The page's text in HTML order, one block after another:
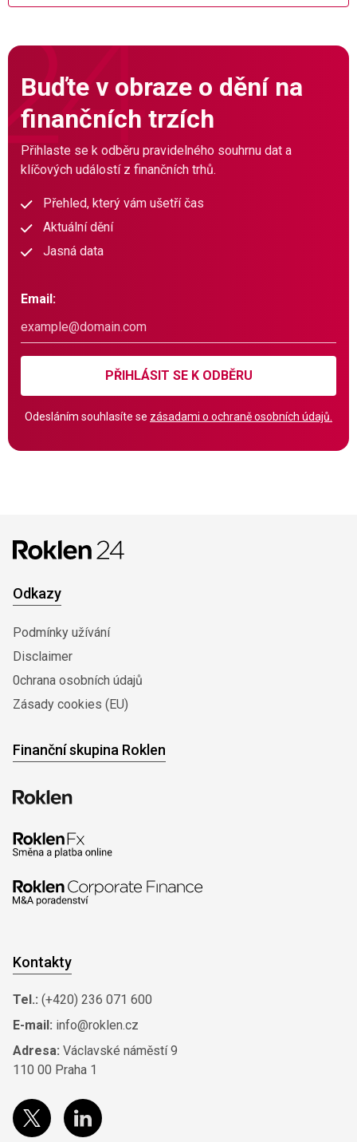
Buďte v obraze o dění na
finančních trzích
Přihlaste se k odběru pravidelného souhrnu dat a
klíčových událostí z finančních trhů.
Přehled, který vám ušetří čas
Aktuální dění
Jasná data
Email:
PŘIHLÁSIT SE K ODBĚRU
Odesláním souhlasíte se zásadami o ochraně osobních údajů.
Odkazy
Podmínky užívání
Disclaimer
0chrana osobních údajů
Zásady cookies (EU)
Finanční skupina Roklen
Kontakty
Tel.: (+420) 236 071 600
E-mail: info@roklen.cz
Adresa: Václavské náměstí 9
110 00 Praha 1